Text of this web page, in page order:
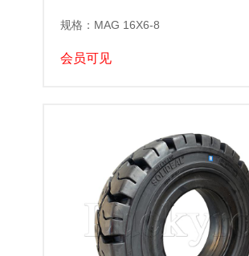
规格：MAG 16X6-8
会员可见